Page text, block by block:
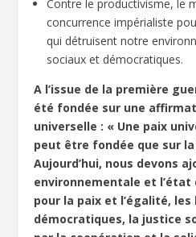
Contre le productivisme, le
concurrence impérialiste
qui détruisent notre
sociaux et démocratiques.
A l’issue de la première
été fondée sur une
universelle : « Une paix
peut être fondée que sur
Aujourd’hui, nous devons
environnementale et
pour la paix et l’égalité,
démocratiques, la justice